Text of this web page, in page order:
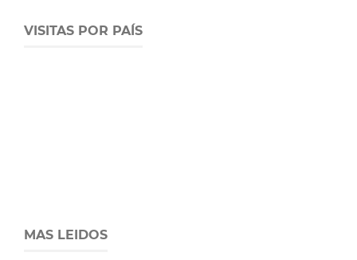
VISITAS POR PAÍS
MAS LEIDOS